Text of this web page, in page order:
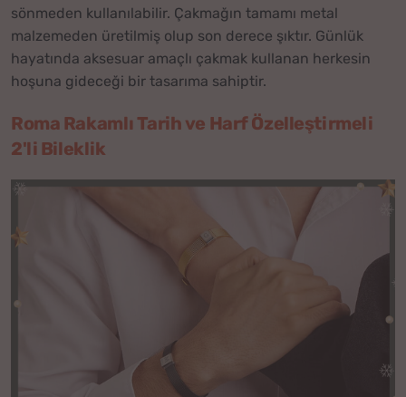
sönmeden kullanılabilir. Çakmağın tamamı metal
malzemeden üretilmiş olup son derece şıktır. Günlük
hayatında aksesuar amaçlı çakmak kullanan herkesin
hoşuna gideceği bir tasarıma sahiptir.
Roma Rakamlı Tarih ve Harf Özelleştirmeli
2'li Bileklik